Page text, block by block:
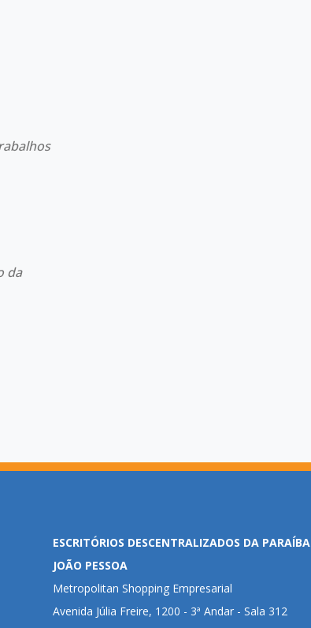
da
ESCRITÓRIOS DESCENTRALIZADOS DA PARAÍBA
JOÃO PESSOA
Metropolitan Shopping Empresarial
Avenida Júlia Freire, 1200 - 3ª Andar - Sala 312